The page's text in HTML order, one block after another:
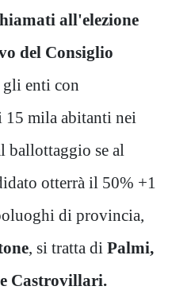
all'elezione
del Consiglio
gli enti con
15 mila abitanti nei
ballottaggio se al
otterrà il 50% +1
di provincia,
, si tratta di Palmi,
Castrovillari.